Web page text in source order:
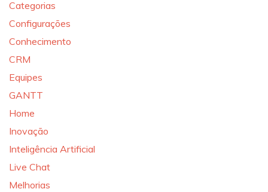
Categorias
Configurações
Conhecimento
CRM
Equipes
GANTT
Home
Inovação
Inteligência Artificial
Live Chat
Melhorias